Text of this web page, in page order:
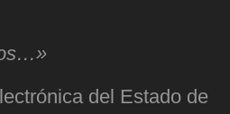
del Estado de